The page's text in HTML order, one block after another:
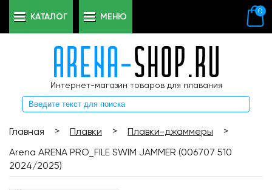
Интернет-магазин товаров для плавания
0
КАТАЛОГ МЕНЮ
Главная > Плавки > Плавки-джаммеры
>
Arena ARENA PRO_FILE SWIM JAMMER (006707 510
2024/2025)